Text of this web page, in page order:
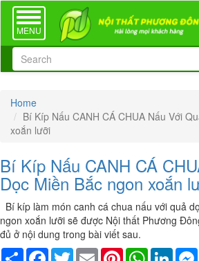
TOGGLE
NAVIGATION
MENU
Home
Bí Kíp Nấu CANH CÁ CHUA Nấu Với
xoắn lưỡi
Bí Kíp Nấu CANH CÁ
Dọc Miền Bắc ngon xoắn
Bí kíp làm món canh cá chua nấu với quả
ngon xoắn lưỡi sẽ được Nội thất Phương
đủ ở nội dung trong bài viết sau.
Share Facebook
TwitterEmail PinterestWhatsApp